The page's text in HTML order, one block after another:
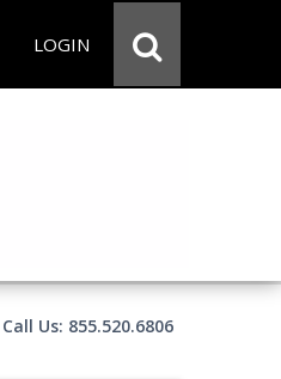
LOGIN
Call Us: 855.520.6806